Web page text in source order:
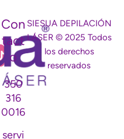
Con
tact
o
350
316
0016
servi
SIESUA DEPILACIÓN
LÁSER © 2025 Todos
los derechos
reservados